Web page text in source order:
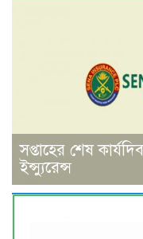
সপ্তাহের শেষ
ইন্স্যুরেন্স